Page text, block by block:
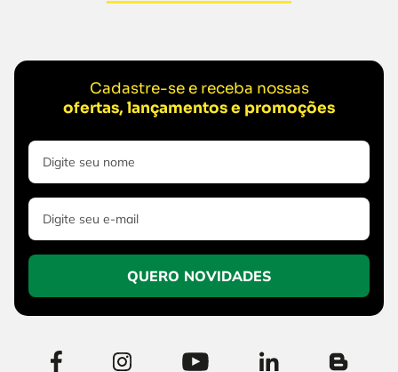
Cadastre-se e receba nossas
ofertas, lançamentos e promoções
QUERO NOVIDADES